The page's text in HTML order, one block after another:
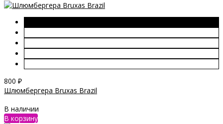
800 ₽
Шлюмбергера Bruxas Brazil
В наличии
В корзину